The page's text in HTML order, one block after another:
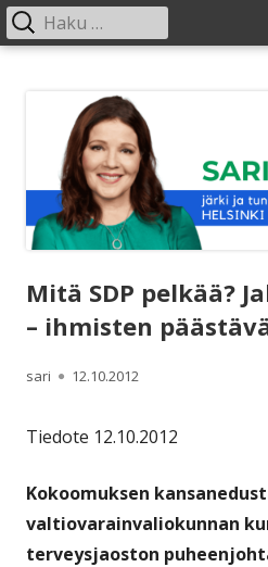
Ensisijainen
Haku:
Mitä SDP pelkää?
– ihmisten
Kirjoittaja
sari Julkaistu
12.10.2012
Tiedote 12.10.2012
Kokoomuksen
valtiovarainvaliokunnan
terveysjaoston